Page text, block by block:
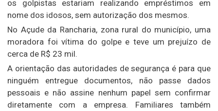
os golpistas estariam realizando empréstimos em
nome dos idosos, sem autorização dos mesmos.
No Açude da Rancharia, zona rural do município, uma
moradora foi vítima do golpe e teve um prejuízo de
cerca de R$ 23 mil.
A orientação das autoridades de segurança é para que
ninguém entregue documentos, não passe dados
pessoais e não assine nenhum papel sem confirmar
diretamente com a empresa. Familiares também